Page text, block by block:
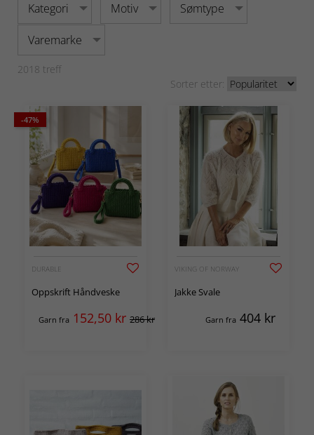
Kategori Motiv Sømtype
Varemarke
2018 treff
Sorter etter:
-47%
DURABLE
Oppskrift Håndveske
Garn fra 152,50 kr 286 kr
VIKING OF NORWAY
Jakke Svale
Garn fra 404 kr